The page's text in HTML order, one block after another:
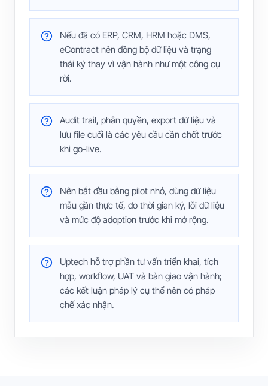
Nếu đã có ERP, CRM, HRM hoặc DMS,
eContract nên đồng bộ dữ liệu và trạng
thái ký thay vì vận hành như một công cụ
rời.
Audit trail, phân quyền, export dữ liệu và
lưu file cuối là các yêu cầu cần chốt trước
khi go-live.
Nên bắt đầu bằng pilot nhỏ, dùng dữ liệu
mẫu gần thực tế, đo thời gian ký, lỗi dữ liệu
và mức độ adoption trước khi mở rộng.
Uptech hỗ trợ phần tư vấn triển khai, tích
hợp, workflow, UAT và bàn giao vận hành;
các kết luận pháp lý cụ thể nên có pháp
chế xác nhận.